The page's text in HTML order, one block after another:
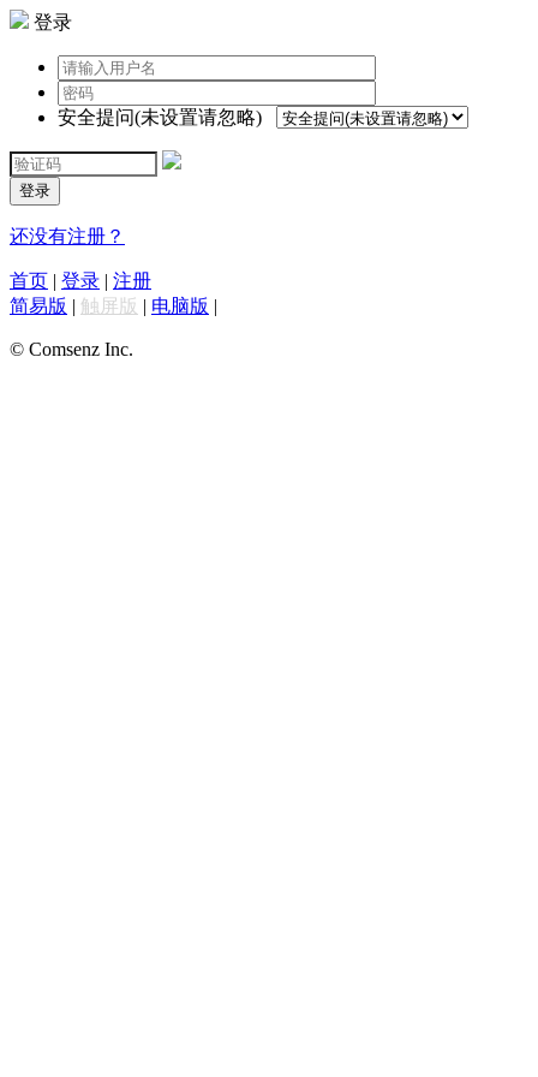
登录
安全提问(未设置请忽略)
登录
还没有注册？
首页 | 登录 | 注册
简易版 | 触屏版 | 电脑版 |
© Comsenz Inc.